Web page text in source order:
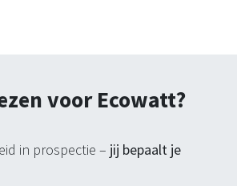
voor Ecowatt?
in prospectie – jij bepaalt je